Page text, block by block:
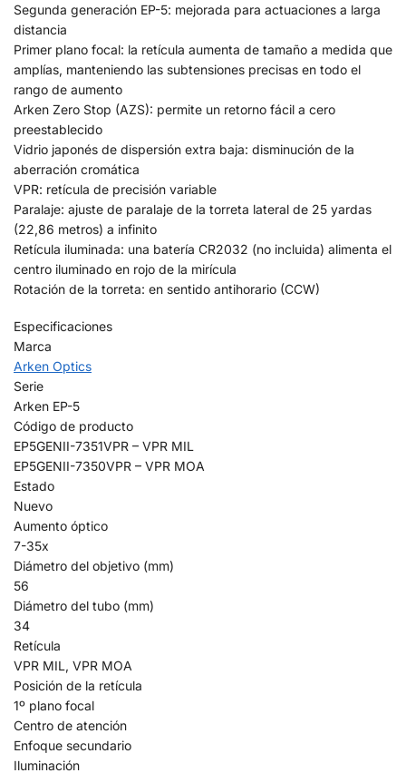
Segunda generación EP-5: mejorada para actuaciones a larga
distancia
Primer plano focal: la retícula aumenta de tamaño a medida que
amplías, manteniendo las subtensiones precisas en todo el
rango de aumento
Arken Zero Stop (AZS): permite un retorno fácil a cero
preestablecido
Vidrio japonés de dispersión extra baja: disminución de la
aberración cromática
VPR: retícula de precisión variable
Paralaje: ajuste de paralaje de la torreta lateral de 25 yardas
(22,86 metros) a infinito
Retícula iluminada: una batería CR2032 (no incluida) alimenta el
centro iluminado en rojo de la mirícula
Rotación de la torreta: en sentido antihorario (CCW)
Especificaciones
Marca
Arken Optics
Serie
Arken EP-5
Código de producto
EP5GENII-7351VPR – VPR MIL
EP5GENII-7350VPR – VPR MOA
Estado
Nuevo
Aumento óptico
7-35x
Diámetro del objetivo (mm)
56
Diámetro del tubo (mm)
34
Retícula
VPR MIL, VPR MOA
Posición de la retícula
1º plano focal
Centro de atención
Enfoque secundario
Iluminación